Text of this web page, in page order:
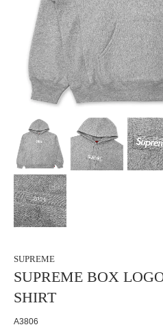
SUPREME
SUPREME BOX
SHIRT
A3806